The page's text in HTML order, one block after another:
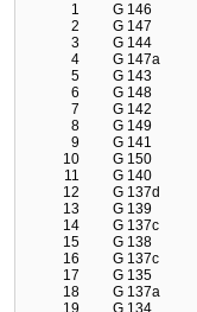
1
G 146
2
G 147
3
G 144
4
G 147a
5
G 143
6
G 148
7
G 142
8
G 149
9
G 141
10
G 150
11
G 140
12
G 137d
13
G 139
14
G 137c
15
G 138
16
G 137c
17
G 135
18
G 137a